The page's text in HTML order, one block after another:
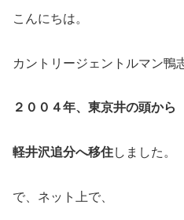
こんにちは。
カントリージェントルマン鴨
２００４年、東京井の頭から
軽井沢追分へ移住しました。
で、ネット上で、